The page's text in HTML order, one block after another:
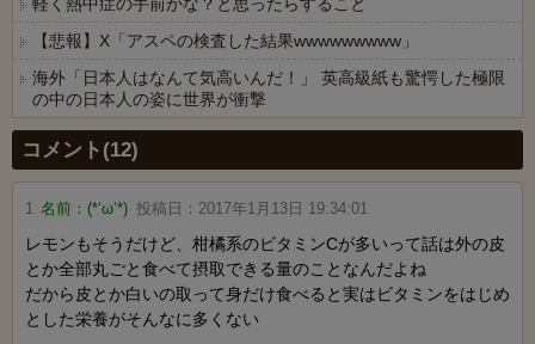
【悲報】X「アスペの検査した結果wwwwwwwww」
海外「日本人はなんて気高いんだ！」 英高級紙も驚愕した極限
の中の日本人の姿に世界が衝撃
Powered by livedoor 相互RSS
コメント(12)
1 名前： (*‘ω‘*) 投稿日： 2017年1月13日 19:34:01
レモンもそうだけど、柑橘系のビタミンCが多いって話は外の皮
とか全部丸ごと食べて摂取できる量のことなんだよね
だから皮とか白いの取って身だけ食べると実はビタミンをはじめ
とした栄養がそんなに多くない